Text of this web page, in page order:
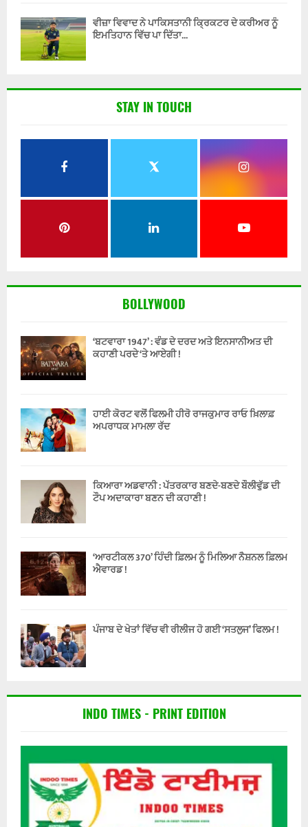
ਵੀਜ਼ਾ ਵਿਵਾਦ ਨੇ ਪਾਕਿਸਤਾਨੀ ਕ੍ਰਿਕਟਰ ਦੇ ਕਰੀਅਰ ਨੂੰ
ਇਮਤਿਹਾਨ ਵਿੱਚ ਪਾ ਦਿੱਤਾ...
STAY IN TOUCH
BOLLYWOOD
‘ਬਟਵਾਰਾ 1947’ : ਵੰਡ ਦੇ ਦਰਦ ਅਤੇ ਇਨਸਾਨੀਅਤ ਦੀ
ਕਹਾਣੀ ਪਰਦੇ ‘ਤੇ ਆਏਗੀ !
ਹਾਈ ਕੋਰਟ ਵਲੋਂ ਫਿਲਮੀ ਹੀਰੋ ਰਾਜਕੁਮਾਰ ਰਾਓ ਖ਼ਿਲਾਫ਼
ਅਪਰਾਧਕ ਮਾਮਲਾ ਰੱਦ
ਕਿਆਰਾ ਅਡਵਾਨੀ : ਪੱਤਰਕਾਰ ਬਣਦੇ-ਬਣਦੇ ਬੌਲੀਵੁੱਡ ਦੀ
ਟੌਪ ਅਦਾਕਾਰਾ ਬਣਨ ਦੀ ਕਹਾਣੀ !
‘ਆਰਟੀਕਲ 370’ ਹਿੰਦੀ ਫ਼ਿਲਮ ਨੂੰ ਮਿਲਿਆ ਨੈਸ਼ਨਲ ਫ਼ਿਲਮ
ਐਵਾਰਡ !
ਪੰਜਾਬ ਦੇ ਖੇਤਾਂ ਵਿੱਚ ਵੀ ਰੀਲੀਜ ਹੋ ਗਈ ‘ਸਤਲੁਜ’ ਫਿਲਮ !
INDO TIMES - PRINT EDITION